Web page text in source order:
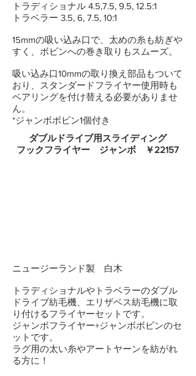
トラディショナル 4.5,7.5, 9.5, 12.5:1
トラベラー 3.5, 6, 7.5, 10:1
15mmの吸い込み口で、太めの糸も紡ぎや
すく、ボビンへの巻き取りもスムーズ。
吸い込み口10mmの取り換え部品もついて
おり、スタンダードフライヤー使用時も
ベアリングを付け替える必要がありませ
ん。
*ジャンボボビン1個付き
ダブルドライブ用スライディング
フックフライヤー ジャンボ ￥22157
ニュージーランド製 白木
トラディショナルやトラベラーのダブル
ドライブ紡毛機、エリザベス紡毛機に取
り付けるフライヤーセットです。
ジャンボフライヤー+ジャンボボビンのセ
ットです。
ラグ用の太い糸やアートヤーンを紡がれ
る方に！